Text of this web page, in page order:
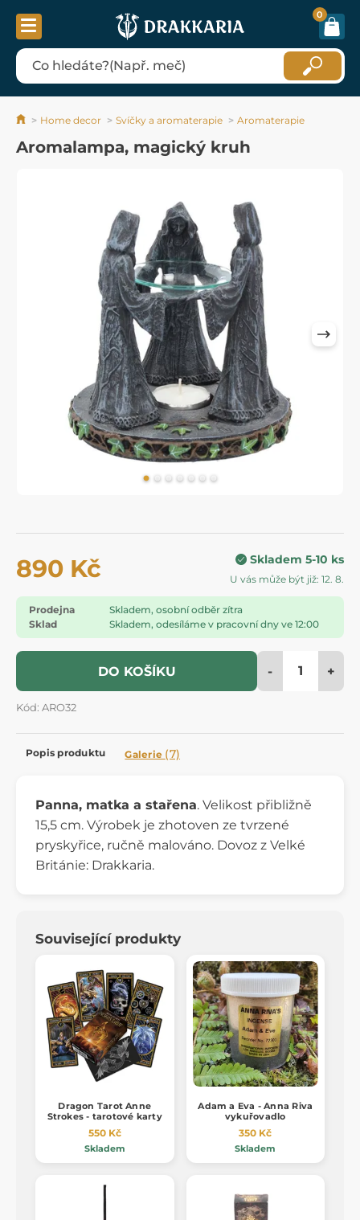
0
Home decor Svíčky a aromaterapie Aromaterapie
Aromalampa, magický kruh
890 Kč Skladem 5-10 ks
U vás může být již: 12. 8.
Prodejna
Skladem, osobní odběr zítra
Sklad
Skladem, odesíláme v pracovní dny ve 12:00
DO KOŠÍKU - +
Kód: ARO32
Popis produktu Galerie (7)
Panna, matka a stařena. Velikost přibližně
15,5 cm. Výrobek je zhotoven ze tvrzené
pryskyřice, ručně malováno. Dovoz z Velké
Británie: Drakkaria.
Související produkty
Dragon Tarot Anne
Strokes - tarotové karty
550 Kč
Skladem
Adam a Eva - Anna Riva
vykuřovadlo
350 Kč
Skladem